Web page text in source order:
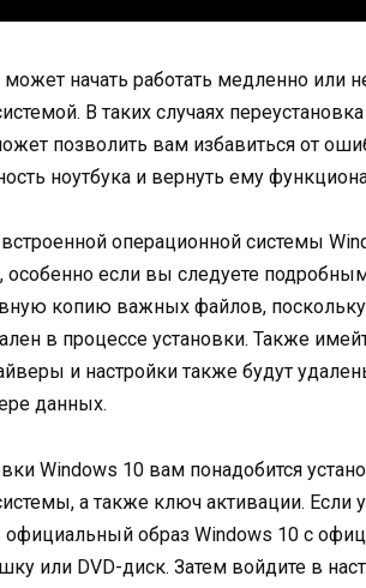
может начать работать медленно или
В таких случаях
позволить вам избавиться от
ноутбука и вернуть ему
операционной системы
особенно если вы следуете
копию важных файлов,
в процессе установки. Также
и настройки также будут
данных.
Windows 10 вам понадобится
а также ключ активации. Если
официальный образ Windows 10 с
или DVD-диск. Затем войдите в